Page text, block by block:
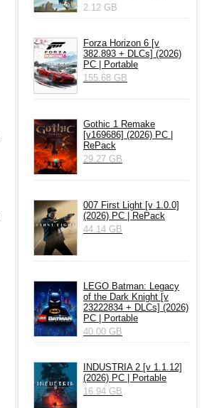
2.12 GB
Forza Horizon 6 [v
382.893 + DLCs] (2026)
PC | Portable
155.68 GB
Gothic 1 Remake
[v169686] (2026) PC |
RePack
29.27 GB
007 First Light [v 1.0.0]
(2026) PC | RePack
44.14 GB
LEGO Batman: Legacy
of the Dark Knight [v
23222834 + DLCs] (2026)
PC | Portable
40.00 GB
INDUSTRIA 2 [v 1.1.12]
(2026) РС | Portable
16.94 GB